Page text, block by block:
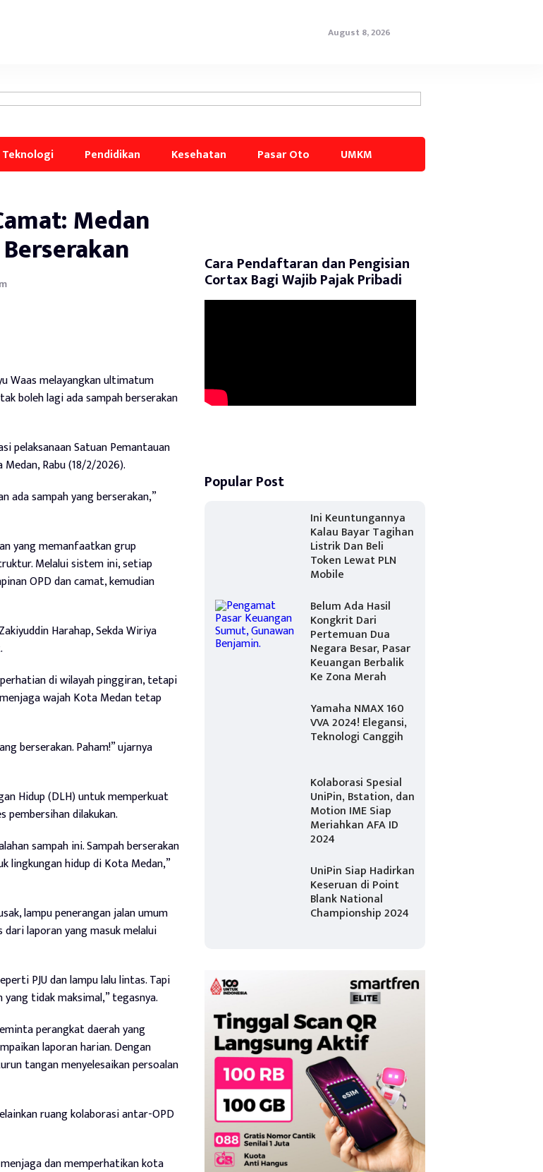
August 8, 2026
Teknologi Pendidikan Kesehatan Pasar Oto UMKM
Medan
Waas melayangkan ultimatum
boleh lagi ada sampah berserakan
pelaksanaan Satuan Pemantauan
Rabu (18/2/2026).
ada sampah yang berserakan,”
yang memanfaatkan grup
Melalui sistem ini, setiap
OPD dan camat, kemudian
Harahap, Sekda Wiriya
di wilayah pinggiran, tetapi
wajah Kota Medan tetap
berserakan. Paham!” ujarnya
Hidup (DLH) untuk memperkuat
pembersihan dilakukan.
sampah ini. Sampah berserakan
lingkungan hidup di Kota Medan,”
lampu penerangan jalan umum
dari laporan yang masuk melalui
PJU dan lampu lalu lintas. Tapi
tidak maksimal,” tegasnya.
perangkat daerah yang
laporan harian. Dengan
tangan menyelesaikan persoalan
ruang kolaborasi antar-OPD
dan memperhatikan kota
Cara Pendaftaran dan Pengisian
Cortax Bagi Wajib Pajak Pribadi
Popular Post
Ini Keuntungannya
Kalau Bayar Tagihan
Listrik Dan Beli
Token Lewat PLN
Mobile
Belum Ada Hasil
Kongkrit Dari
Pertemuan Dua
Negara Besar, Pasar
Keuangan Berbalik
Ke Zona Merah
Yamaha NMAX 160
VVA 2024! Elegansi,
Teknologi Canggih
Kolaborasi Spesial
UniPin, Bstation, dan
Motion IME Siap
Meriahkan AFA ID
2024
UniPin Siap Hadirkan
Keseruan di Point
Blank National
Championship 2024